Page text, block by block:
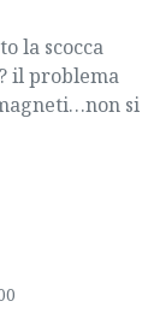
la scocca
il problema
si